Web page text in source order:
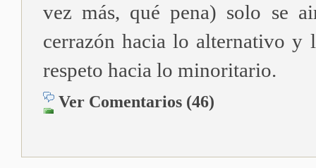
vez más, qué pena) solo se
cerrazón hacia lo alternativo y
respeto hacia lo minoritario.
Ver Comentarios (46)